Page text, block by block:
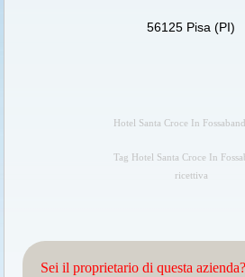
56125 Pisa (PI)
Hotel Santa Croce In
Tag Hotel Santa Croce In
ricettiva
Sei il proprietario di questa azienda?